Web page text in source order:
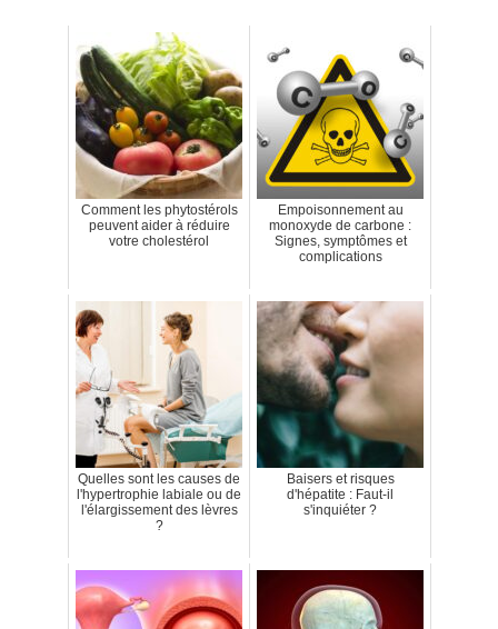
Comment les phytostérols
peuvent aider à réduire
votre cholestérol
Empoisonnement au
monoxyde de carbone :
Signes, symptômes et
complications
Quelles sont les causes de
l'hypertrophie labiale ou de
l'élargissement des lèvres
?
Baisers et risques
d'hépatite : Faut-il
s'inquiéter ?